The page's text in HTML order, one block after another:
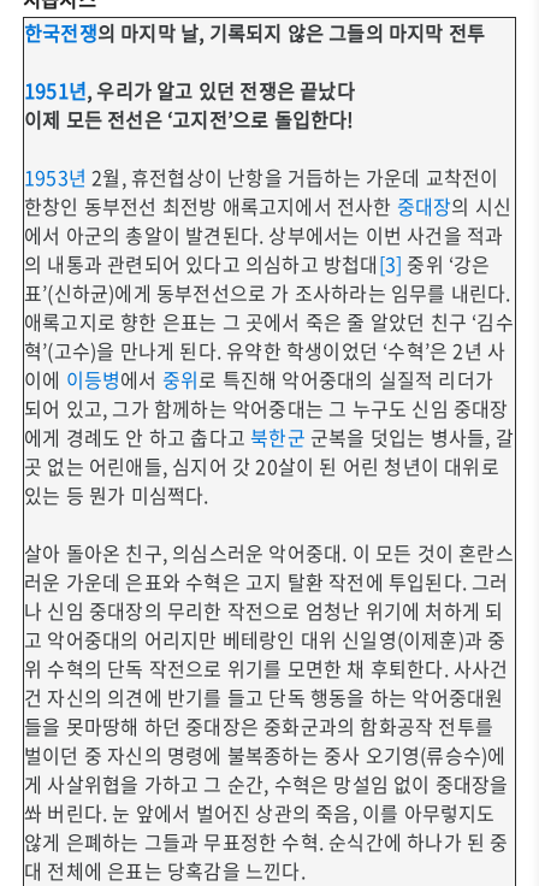
한국전쟁의 마지막 날, 기록되지 않은 그들의 마지막 전투
1951년, 우리가 알고 있던 전쟁은 끝났다
이제 모든 전선은 ‘고지전’으로 돌입한다!
1953년 2월, 휴전협상이 난항을 거듭하는 가운데 교착전이
한창인 동부전선 최전방 애록고지에서 전사한 중대장의 시신
에서 아군의 총알이 발견된다. 상부에서는 이번 사건을 적과
의 내통과 관련되어 있다고 의심하고 방첩대[3] 중위 ‘강은
표’(신하균)에게 동부전선으로 가 조사하라는 임무를 내린다.
애록고지로 향한 은표는 그 곳에서 죽은 줄 알았던 친구 ‘김수
혁’(고수)을 만나게 된다. 유약한 학생이었던 ‘수혁’은 2년 사
이에 이등병에서 중위로 특진해 악어중대의 실질적 리더가
되어 있고, 그가 함께하는 악어중대는 그 누구도 신임 중대장
에게 경례도 안 하고 춥다고 북한군 군복을 덧입는 병사들, 갈
곳 없는 어린애들, 심지어 갓 20살이 된 어린 청년이 대위로
있는 등 뭔가 미심쩍다.
살아 돌아온 친구, 의심스러운 악어중대. 이 모든 것이 혼란스
러운 가운데 은표와 수혁은 고지 탈환 작전에 투입된다. 그러
나 신임 중대장의 무리한 작전으로 엄청난 위기에 처하게 되
고 악어중대의 어리지만 베테랑인 대위 신일영(이제훈)과 중
위 수혁의 단독 작전으로 위기를 모면한 채 후퇴한다. 사사건
건 자신의 의견에 반기를 들고 단독 행동을 하는 악어중대원
들을 못마땅해 하던 중대장은 중화군과의 함화공작 전투를
벌이던 중 자신의 명령에 불복종하는 중사 오기영(류승수)에
게 사살위협을 가하고 그 순간, 수혁은 망설임 없이 중대장을
쏴 버린다. 눈 앞에서 벌어진 상관의 죽음, 이를 아무렇지도
않게 은폐하는 그들과 무표정한 수혁. 순식간에 하나가 된 중
대 전체에 은표는 당혹감을 느낀다.